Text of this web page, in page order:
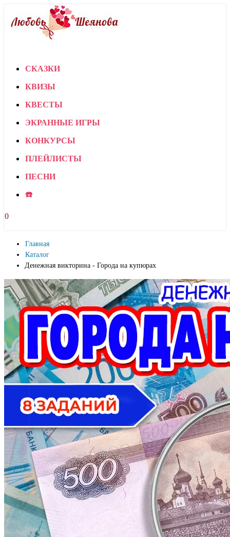
СКАЗКИ
КВИЗЫ
КВЕСТЫ
ЭКРАННЫЕ ИГРЫ
КОНКУРСЫ
ПЛЕЙЛИСТЫ
ПЕСНИ
☎️
0
Главная
Каталог
Денежная викторина - Города на купюрах